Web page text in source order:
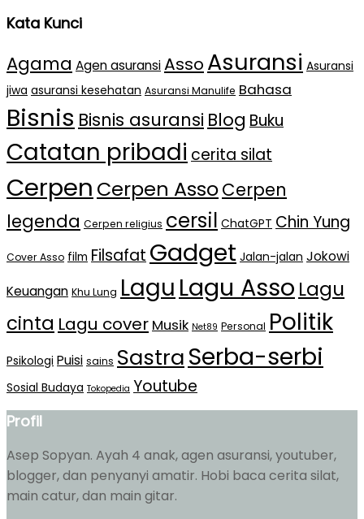
Kata Kunci
Agama Agen asuransiAsso Asuransi Asuransi
jiwa asuransi kesehatan Asuransi Manulife Bahasa
Bisnis Bisnis asuransi Blog Buku
Catatan pribadi cerita silat
Cerpen Cerpen AssoCerpen
legenda Cerpen religius cersil ChatGPT Chin Yung
Cover Asso film Filsafat Gadget Jalan-jalan Jokowi
Keuangan Khu Lung Lagu Lagu Asso Lagu
cinta Lagu cover Musik Net89 Personal Politik
Psikologi Puisi sains SastraSerba-serbi
Sosial Budaya Tokopedia Youtube
Profil
Asep Sopyan. Ayah 4 anak, agen asuransi, youtuber,
blogger, dan penyanyi amatir. Hobi baca cerita silat,
main catur, dan main gitar.